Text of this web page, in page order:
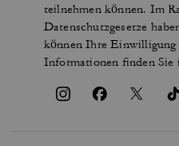
teilnehmen können. Im
Datenschutzgesetze
können Ihre
Informationen finden Sie